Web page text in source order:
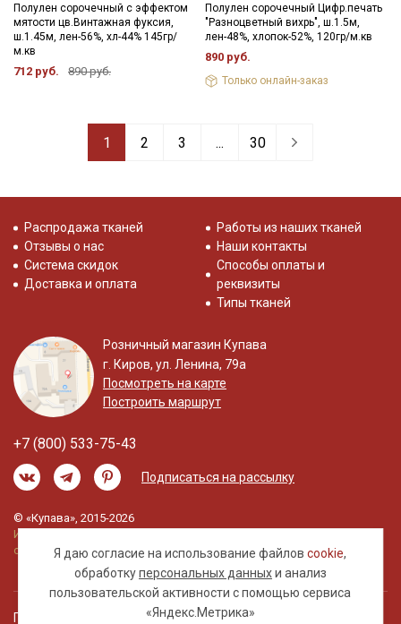
Полулен сорочечный с эффектом
мятости цв.Винтажная фуксия,
ш.1.45м, лен-56%, хл-44% 145гр/
м.кв
712 руб. 890 руб.
Полулен сорочечный Цифр.печать
"Разноцветный вихрь", ш.1.5м,
лен-48%, хлопок-52%, 120гр/м.кв
890 руб.
Только онлайн-заказ
1 2 3 ... 30
Я даю согласие на использование файловcookie,
обработкуперсональных данныхи анализ
пользовательской активности с помощью сервиса
«Яндекс.Метрика»
Распродажа тканей
Отзывы о нас
Система скидок
Доставка и оплата
Работы из наших тканей
Наши контакты
Способы оплаты и
реквизиты
Типы тканей
Розничный магазин Купава
г. Киров, ул. Ленина, 79а
Посмотреть на карте
Построить маршрут
+7 (800) 533-75-43
Подписаться на рассылку
© «Купава», 2015-2026
Информация на сайте не является публичной
офертой.
Правовая информация